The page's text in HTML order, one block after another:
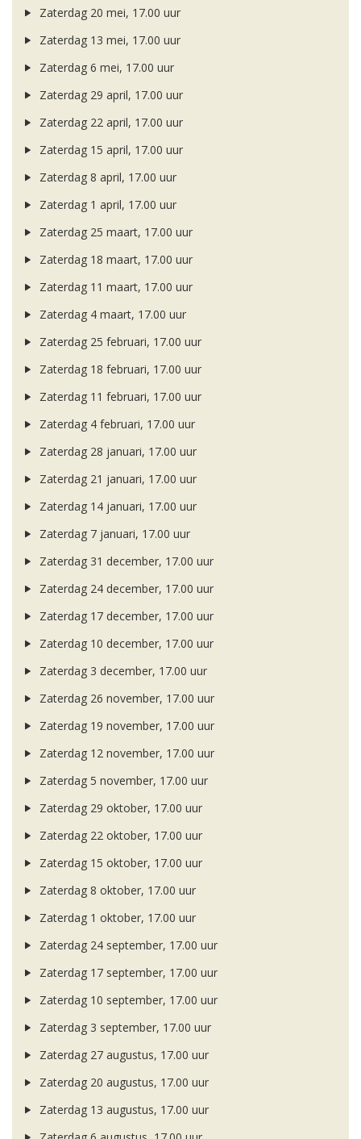
Zaterdag 20 mei, 17.00 uur
Zaterdag 13 mei, 17.00 uur
Zaterdag 6 mei, 17.00 uur
Zaterdag 29 april, 17.00 uur
Zaterdag 22 april, 17.00 uur
Zaterdag 15 april, 17.00 uur
Zaterdag 8 april, 17.00 uur
Zaterdag 1 april, 17.00 uur
Zaterdag 25 maart, 17.00 uur
Zaterdag 18 maart, 17.00 uur
Zaterdag 11 maart, 17.00 uur
Zaterdag 4 maart, 17.00 uur
Zaterdag 25 februari, 17.00 uur
Zaterdag 18 februari, 17.00 uur
Zaterdag 11 februari, 17.00 uur
Zaterdag 4 februari, 17.00 uur
Zaterdag 28 januari, 17.00 uur
Zaterdag 21 januari, 17.00 uur
Zaterdag 14 januari, 17.00 uur
Zaterdag 7 januari, 17.00 uur
Zaterdag 31 december, 17.00 uur
Zaterdag 24 december, 17.00 uur
Zaterdag 17 december, 17.00 uur
Zaterdag 10 december, 17.00 uur
Zaterdag 3 december, 17.00 uur
Zaterdag 26 november, 17.00 uur
Zaterdag 19 november, 17.00 uur
Zaterdag 12 november, 17.00 uur
Zaterdag 5 november, 17.00 uur
Zaterdag 29 oktober, 17.00 uur
Zaterdag 22 oktober, 17.00 uur
Zaterdag 15 oktober, 17.00 uur
Zaterdag 8 oktober, 17.00 uur
Zaterdag 1 oktober, 17.00 uur
Zaterdag 24 september, 17.00 uur
Zaterdag 17 september, 17.00 uur
Zaterdag 10 september, 17.00 uur
Zaterdag 3 september, 17.00 uur
Zaterdag 27 augustus, 17.00 uur
Zaterdag 20 augustus, 17.00 uur
Zaterdag 13 augustus, 17.00 uur